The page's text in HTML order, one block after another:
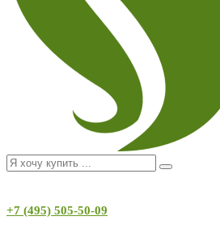
+7 (495) 505-50-09